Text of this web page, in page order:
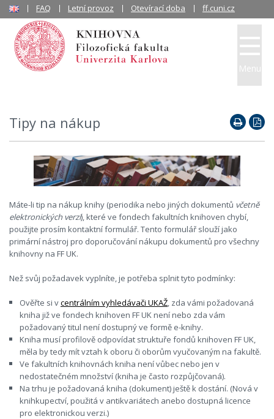
Tipy na nákup
Máte-li tip na nákup knihy (periodika nebo jiných dokumentů včetně
elektronických verzí), které ve fondech fakultních knihoven chybí,
použijte prosím kontaktní formulář. Tento formulář slouží jako
primární nástroj pro doporučování nákupu dokumentů pro všechny
knihovny na FF UK.
Než svůj požadavek vyplníte, je potřeba splnit tyto podmínky:
Ověřte si vcentrálním vyhledávači UKAŽ, zda vámi požadovaná
kniha již ve fondech knihoven FF UK není nebo zda vám
požadovaný titul není dostupný ve formě e-knihy.
Kniha musí profilově odpovídat struktuře fondů knihoven FF UK,
měla by tedy mít vztah k oboru či oborům vyučovaným na fakultě.
Ve fakultních knihovnách kniha není vůbec nebo jen v
nedostatečném množství (kniha je často rozpůjčovaná).
Na trhu je požadovaná kniha (dokument) ještě k dostání. (Nová v
knihkupectví, použitá v antikvariátech anebo dostupná licence
pro elektronickou verzi.)
Menu
FAQ Letní provoz Otevírací doba ff.cuni.cz